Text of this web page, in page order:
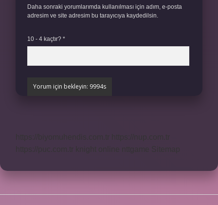
Daha sonraki yorumlarımda kullanılması için adım, e-posta
adresim ve site adresim bu tarayıcıya kaydedilsin.
10 - 4 kaçtır? *